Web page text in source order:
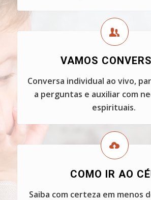
VAMOS
Conversa individual ao vivo,
a perguntas e auxiliar com
espirituais.
COMO IR AO
Saiba com certeza em menos